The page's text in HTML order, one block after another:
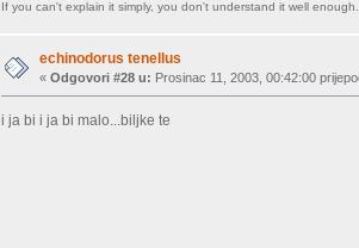
If you can't explain it simply, you don't understand it well enough.
echinodorus tenellus
«Odgovori #28 u: Prosinac 11, 2003, 00:42:00
i ja bi i ja bi malo...biljke te